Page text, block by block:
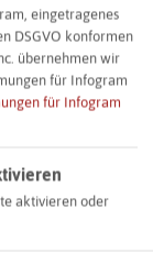
dass das
gehörte?
war
so
für
des Kreises
gefördert
Damit das
eingetragenes
DSGVO konformen
übernehmen wir
für Infogram
für Infogram
aktivieren oder